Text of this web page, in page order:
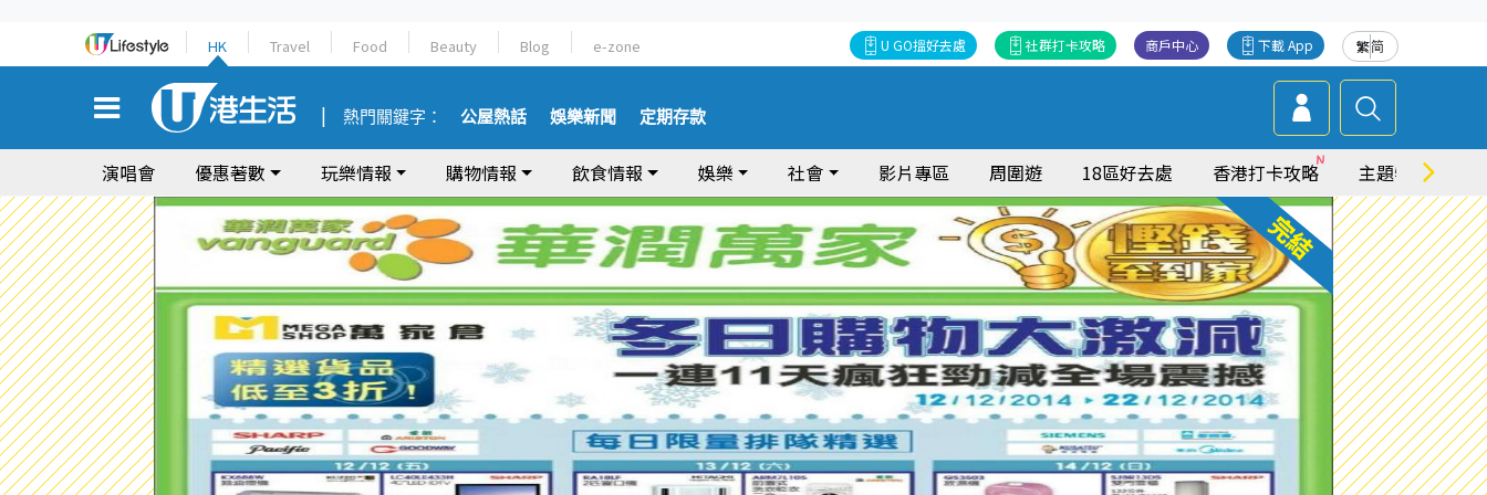
HK Travel Food Beauty Blog e-zone 繁简
下載 App
商戶中心
社群打卡攻略
U GO搵好去處
熱門關鍵字： 公屋熱話 娛樂新聞 定期存款
演唱會 優惠著數 玩樂情報 購物情報 飲食情報 娛樂 社會 影片專區 周圍遊 18區好去處 香港打卡攻略 主題特集